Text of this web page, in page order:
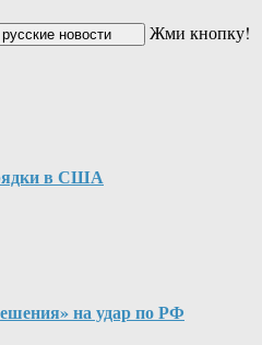
Жми кнопку!
в США
на удар по РФ